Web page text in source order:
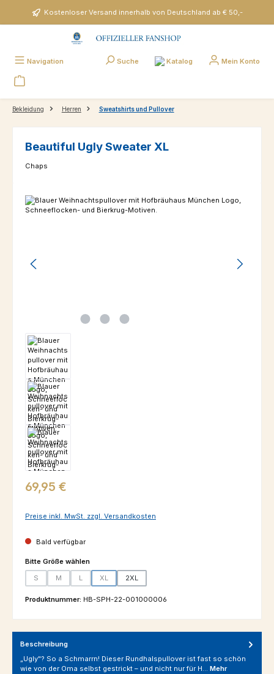
Zum Hauptinhalt springenKostenloser Versand innerhalb von Deutschland ab € 50,-
Navigation Suche Katalog Mein Konto
Bekleidung Herren Sweatshirts und Pullover
Beautiful Ugly Sweater XL
Chaps
Bildergalerie überspringen
Regulärer Preis:
69,95 €
Preise inkl. MwSt. zzgl. Versandkosten
Bald verfügbar
Bitte Größe wählenauswählen
S M L XL 2XL
Produktnummer: HB-SPH-22-001000006
Beschreibung
„Ugly"? So a Schmarrn! Dieser Rundhalspullover ist fast so schön
wie von der Oma selbst gestrickt – und nicht nur für H… Mehr